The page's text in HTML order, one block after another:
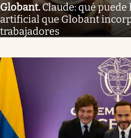
Globant.Claude: qué
artificial que Globant
trabajadores